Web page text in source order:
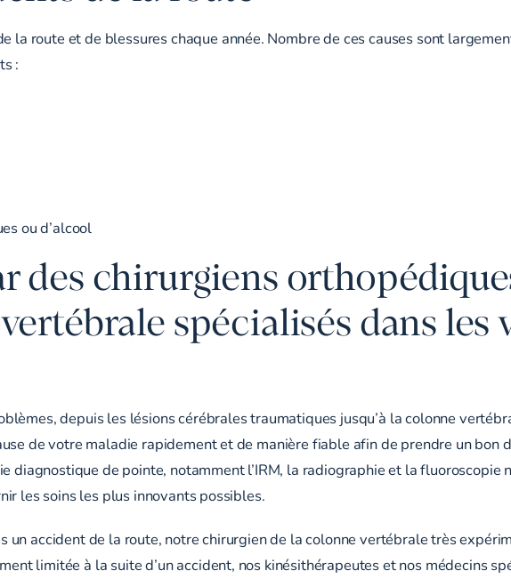
la route et de blessures chaque année. Nombre de ces causes sont
:
ou d’alcool
des chirurgiens
spécialisés dans les
depuis les lésions cérébrales traumatiques jusqu’à la colonne
de votre maladie rapidement et de manière fiable afin de prendre un bon
diagnostique de pointe, notamment l’IRM, la radiographie et la fluoroscopie
les soins les plus innovants possibles.
un accident de la route, notre chirurgien de la colonne vertébrale très
limitée à la suite d’un accident, nos kinésithérapeutes et nos médecins